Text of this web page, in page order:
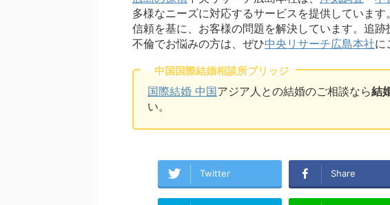
多様なニーズに対応するサービスを提供していま
信頼を基に、お客様の問題を解決しています。追
不倫でお悩みの方は、ぜひ中央リサーチ広島本社に
中国国際結婚相談所ブリッジ
国際結婚 中国アジア人との結婚のご相談なら結
い。
Twitter Share